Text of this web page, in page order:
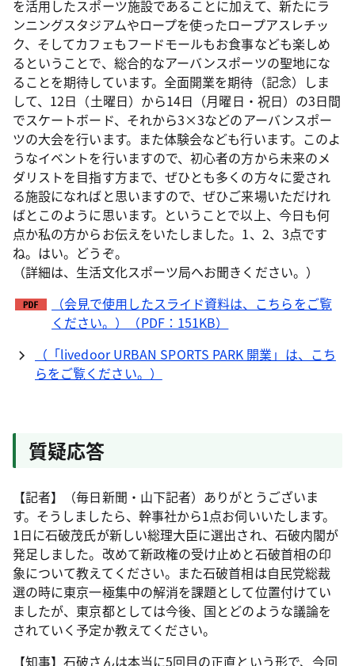
を活用したスポーツ施設であることに加えて、新たにラ
ンニングスタジアムやロープを使ったロープアスレチッ
ク、そしてカフェもフードモールもお食事なども楽しめ
るということで、総合的なアーバンスポーツの聖地にな
ることを期待しています。全面開業を期待（記念）しま
して、12日（土曜日）から14日（月曜日・祝日）の3日間
でスケートボード、それから3×3などのアーバンスポー
ツの大会を行います。また体験会なども行います。このよ
うなイベントを行いますので、初心者の方から未来のメ
ダリストを目指す方まで、ぜひとも多くの方々に愛され
る施設になればと思いますので、ぜひご来場いただけれ
ばとこのように思います。ということで以上、今日も何
点か私の方からお伝えをいたしました。1、2、3点です
ね。はい。どうぞ。
（詳細は、生活文化スポーツ局へお聞きください。）
（会見で使用したスライド資料は、こちらをご覧
ください。）（PDF：151KB）
（「livedoor URBAN SPORTS PARK 開業」は、こち
らをご覧ください。）
質疑応答
【記者】（毎日新聞・山下記者）ありがとうございま
す。そうしましたら、幹事社から1点お伺いいたします。
1日に石破茂氏が新しい総理大臣に選出され、石破内閣が
発足しました。改めて新政権の受け止めと石破首相の印
象について教えてください。また石破首相は自民党総裁
選の時に東京一極集中の解消を課題として位置付けてい
ましたが、東京都としては今後、国とどのような議論を
されていく予定か教えてください。
【知事】石破さんは本当に5回目の正直という形で、今回